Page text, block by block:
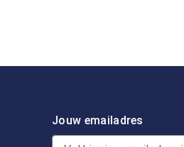
Jouw emailadres